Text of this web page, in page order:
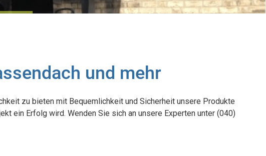
und mehr
zu bieten mit Bequemlichkeit und Sicherheit unsere Produkte
ein Erfolg wird. Wenden Sie sich an unsere Experten unter (040)